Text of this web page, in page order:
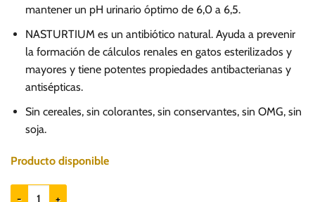
mantener un pH urinario óptimo de 6,0 a 6,5.
NASTURTIUM es un antibiótico natural. Ayuda a prevenir
la formación de cálculos renales en gatos esterilizados y
mayores y tiene potentes propiedades antibacterianas y
antisépticas.
Sin cereales, sin colorantes, sin conservantes, sin OMG, sin
soja.
Producto disponible
Brit Care Cat Grain-Free senior and weight control cantidad